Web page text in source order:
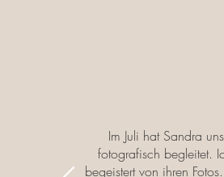
Im Juli hat Sandra
fotografisch begleitet.
begeistert von ihren